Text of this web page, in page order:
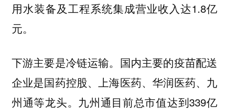
用水装备及工程系统集成营业收入达1.8亿
元。
下游主要是冷链运输。 国内主要的疫苗配送
企业是国药控股、上海医药、华润医药、九
州通等龙头。九州通目前总市值达到339亿